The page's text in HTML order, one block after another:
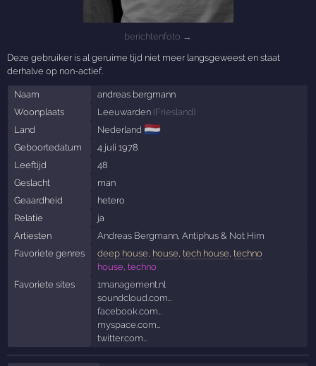
berichtenfoto →
Deze gebruiker is al geruime tijd niet meer langsgeweest en staat
derhalve op non-actief.
Naam
andreas bergmann
Woonplaats
Leeuwarden (Friesland)
Land
Nederland 🇳🇱
Geboortedatum
4 juli 1978
Leeftijd
48
Geslacht
man
Geaardheid
hetero
Relatie
ja
Artiesten
Andreas Bergmann, Antiphus& Not Him
Favoriete genres
deep house house tech house techno
house, techno
Favoriete sites
1management.nl
soundcloud.com…
facebook.com…
myspace.com…
twitter.com…